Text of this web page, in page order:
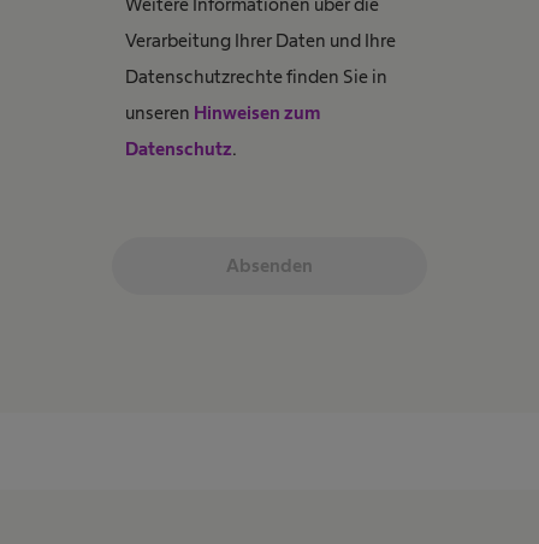
Verarbeitung Ihrer Daten und Ihre
Datenschutzrechte finden Sie in
unseren Hinweisen zum
Datenschutz.
Absenden